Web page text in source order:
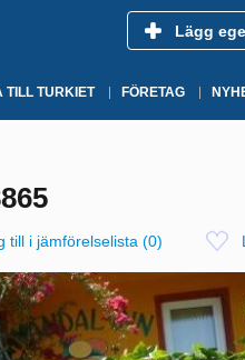
Lägg
TILL TURKIET FÖRETAG
till i jämförelselista (0)